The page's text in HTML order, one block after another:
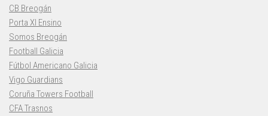
CB Breogán
Porta XI Ensino
Somos Breogán
Football Galicia
Fútbol Americano Galicia
Vigo Guardians
Coruña Towers Football
CFA Trasnos